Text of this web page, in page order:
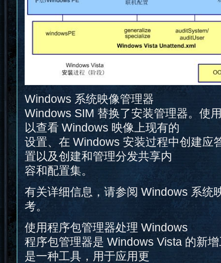
Windows 系统映像管理器
Windows SIM 替换了安装管理器。使
以查看 Windows 映像上现有的
设置、在 Windows 安装过程中创建应
置以及创建和管理分发共享内
容和配置集。
有关详细信息，请参阅 Windows 系统
考。
使用程序包管理器处理 Windows
程序包管理器是 Windows Vista 的新
是一种工具，用于应用更